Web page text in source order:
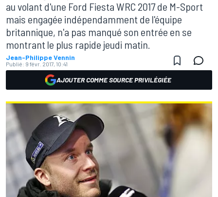
au volant d'une Ford Fiesta WRC 2017 de M-Sport
mais engagée indépendamment de l'équipe
britannique, n'a pas manqué son entrée en se
montrant le plus rapide jeudi matin.
Jean-Philippe Vennin
Publié: 9 févr. 2017, 10:41
AJOUTER COMME SOURCE PRIVILÉGIÉE